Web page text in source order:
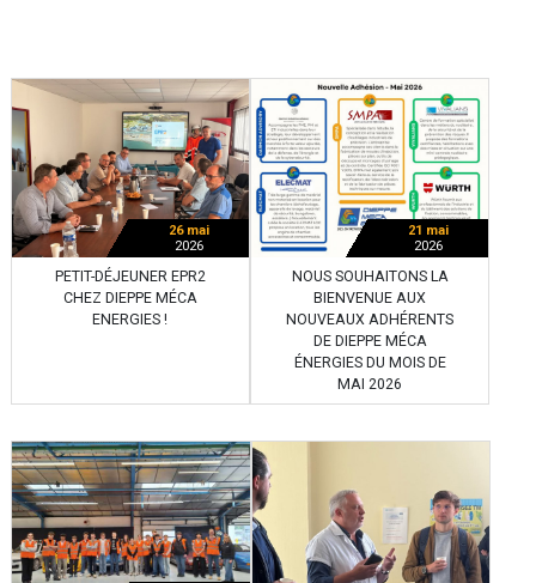
26 mai
2026
PETIT-DÉJEUNER EPR2
CHEZ DIEPPE MÉCA
ENERGIES !
21 mai
2026
NOUS SOUHAITONS LA
BIENVENUE AUX
NOUVEAUX ADHÉRENTS
DE DIEPPE MÉCA
ÉNERGIES DU MOIS DE
MAI 2026